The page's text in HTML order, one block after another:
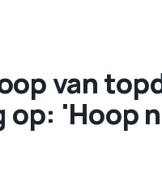
van
op: 'Hoop